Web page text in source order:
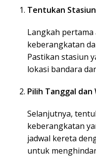
Tentukan
Langkah
keberangkatan
Pastikan stasiun
lokasi bandara
Pilih Tanggal
Selanjutnya,
keberangkatan
jadwal kereta
untuk